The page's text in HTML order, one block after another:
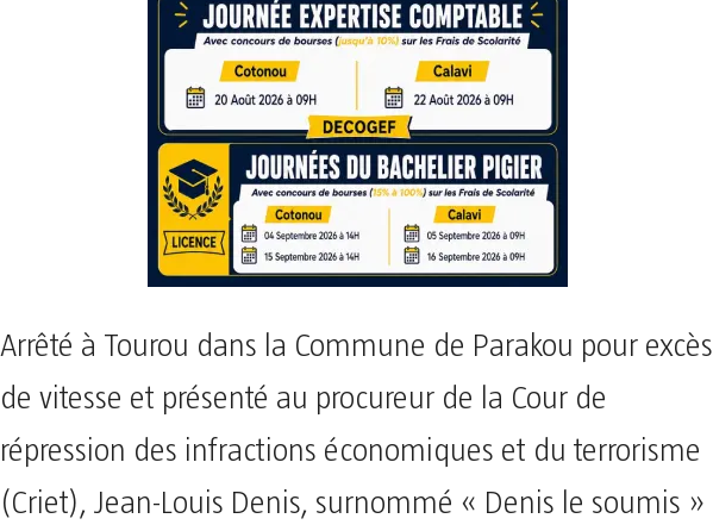
Arrêté à Tourou dans la Commune de Parakou pour excès
de vitesse et présenté au procureur de la Cour de
répression des infractions économiques et du terrorisme
(Criet), Jean-Louis Denis, surnommé « Denis le soumis »